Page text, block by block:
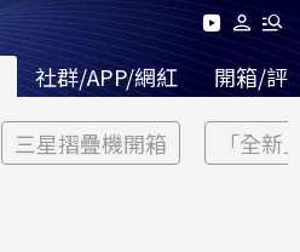
社群/APP/網紅 開箱/評
三星摺疊機開箱 「全新